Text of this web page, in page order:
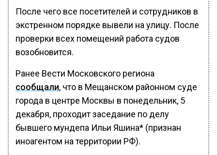
После чего все посетителей и сотрудников в
экстренном порядке вывели на улицу. После
проверки всех помещений работа судов
возобновится.
Ранее Вести Московского региона
сообщали, что в Мещанском районном суде
города в центре Москвы в понедельник, 5
декабря, проходит заседание по делу
бывшего мундепа Ильи Яшина* (признан
иноагентом на территории РФ).